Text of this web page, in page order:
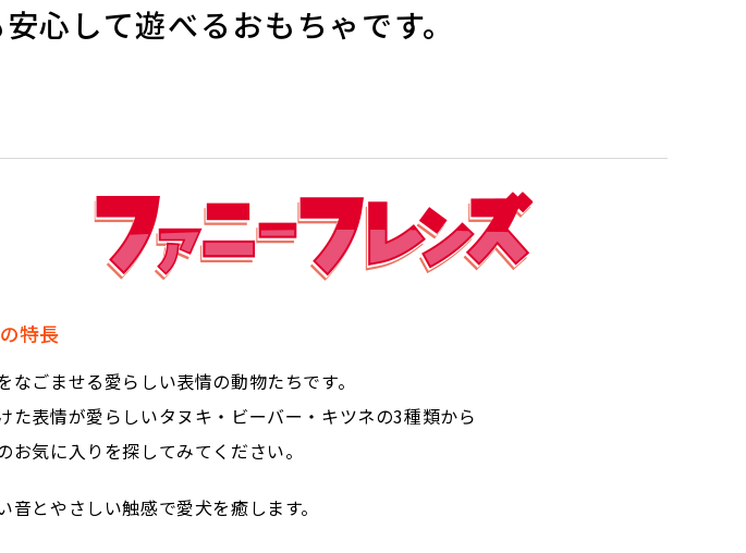
心して遊べるおもちゃです。
特⾧
なごませる愛らしい表情の動物たちです。
た表情が愛らしいタヌキ・ビーバー・キツネの3種類から
お気に入りを探してみてください。
音とやさしい触感で愛犬を癒します。